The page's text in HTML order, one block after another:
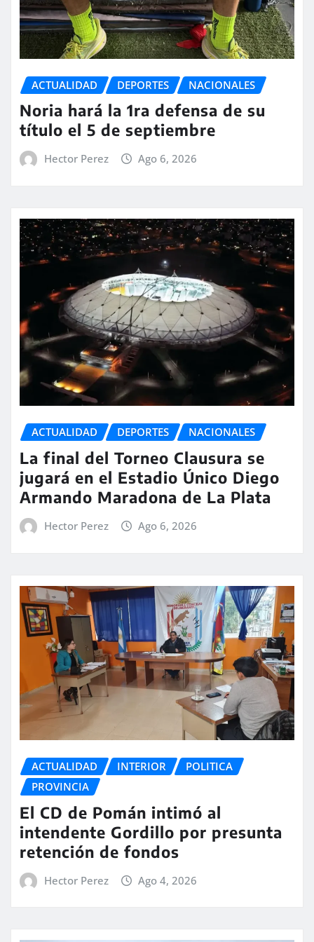
ACTUALIDAD DEPORTES NACIONALES
Noria hará la 1ra defensa de su
título el 5 de septiembre
Hector Perez Ago 6, 2026
ACTUALIDAD DEPORTES NACIONALES
La final del Torneo Clausura se
jugará en el Estadio Único Diego
Armando Maradona de La Plata
Hector Perez Ago 6, 2026
ACTUALIDAD INTERIOR
POLITICA
PROVINCIA
El CD de Pomán intimó al
intendente Gordillo por presunta
retención de fondos
Hector Perez Ago 4, 2026